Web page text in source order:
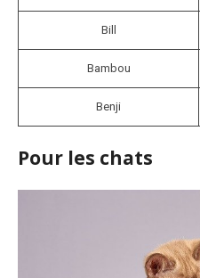
Bill
Bambou
Benji
Pour les chats